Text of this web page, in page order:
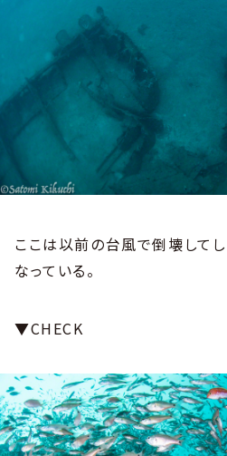
ここは以前の台風で倒壊して
なっている。
▼CHECK